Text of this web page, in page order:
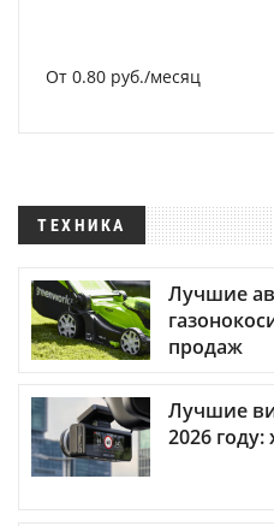
От 0.80 руб./месяц
ТЕХНИКА
Лучшие
продаж
Лучшие
2026